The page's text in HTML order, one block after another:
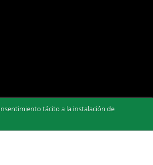
tácito a la instalación de